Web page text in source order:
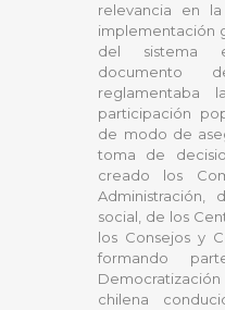
relevancia en
implementación
del sistema
documento
reglamentaba
participación
de modo de
toma de
creado los
Administración,
social, de los
los Consejos y
formando
chilena